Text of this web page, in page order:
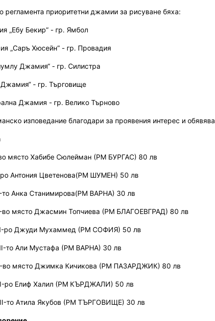
регламента приоритетни джамии за рисуване бяха:
„Ебу Бекир” - гр. Ямбол
„Саръ Хюсейн” - гр. Провадия
Джамия“ - гр. Силистра
Джамия“ - гр. Търговище
Джамия - гр. Велико Търново
изповедание благодари за проявения интерес и обявява
място Хабибе Сюлейман (РМ БУРГАС) 80 лв
Антония Цветенова(РМ ШУМЕН) 50 лв
то Анка Станимирова(РМ ВАРНА) 30 лв
во място Джасмин Топчиева (РМ БЛАГОЕВГРАД) 80 лв
ро Джуди Мухаммед (РМ СОФИЯ) 50 лв
то Али Мустафа (РМ ВАРНА) 30 лв
во място Джимка Кичикова (РМ ПАЗАРДЖИК) 80 лв
ро Елиф Халил (РМ КЪРДЖАЛИ) 50 лв
то Атила Якубов (РМ ТЪРГОВИЩЕ) 30 лв